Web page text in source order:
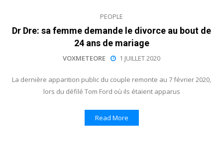
PEOPLE
Dr Dre: sa femme demande le divorce au bout de
24 ans de mariage
VOXMETEORE 1 JUILLET 2020
La dernière apparition public du couple remonte au 7 février 2020,
lors du défilé Tom Ford où ils étaient apparus
Read More